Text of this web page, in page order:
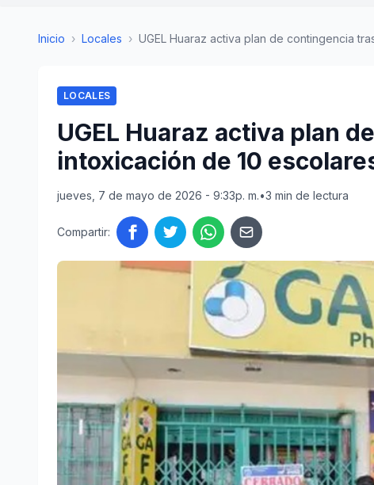
Inicio › Locales › UGEL Huaraz activa plan de contingencia
LOCALES
UGEL Huaraz activa plan
intoxicación de 10
jueves, 7 de mayo de 2026 - 9:33p. m.•3 min de lectura
Compartir: